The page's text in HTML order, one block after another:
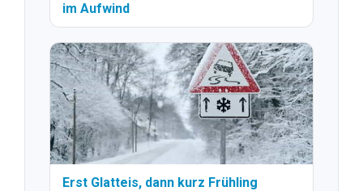
im Aufwind
Erst Glatteis, dann kurz Frühling